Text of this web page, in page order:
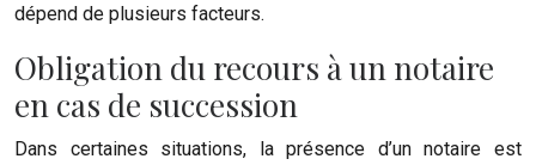
dépend de plusieurs facteurs.
Obligation du recours à un notaire
en cas de succession
Dans certaines situations, la présence d’un notaire est